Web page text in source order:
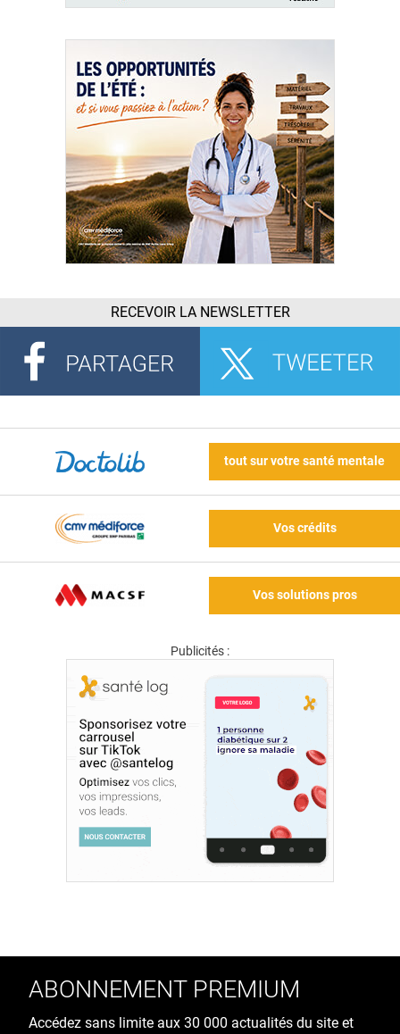
RECEVOIR LA NEWSLETTER
tout sur votre santé mentale
Vos crédits
Vos solutions pros
Publicités :
ABONNEMENT PREMIUM
Accédez sans limite aux 30 000 actualités du site et